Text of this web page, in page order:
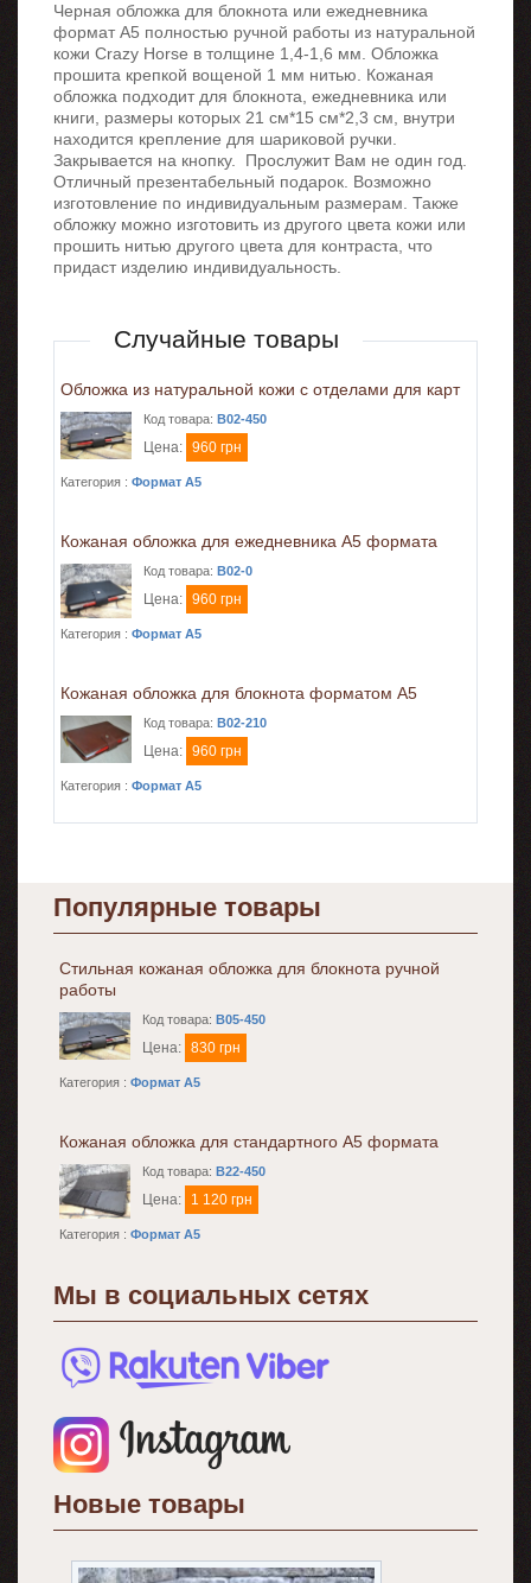
Черная обложка для блокнота или ежедневника
формат А5 полностью ручной работы из натуральной
кожи Crazy Horse в толщине 1,4-1,6 мм. Обложка
прошита крепкой вощеной 1 мм нитью. Кожаная
обложка подходит для блокнота, ежедневника или
книги, размеры которых 21 см*15 см*2,3 см, внутри
находится крепление для шариковой ручки.
Закрывается на кнопку. Прослужит Вам не один год.
Отличный презентабельный подарок. Возможно
изготовление по индивидуальным размерам. Также
обложку можно изготовить из другого цвета кожи или
прошить нитью другого цвета для контраста, что
придаст изделию индивидуальность.
Случайные товары
Обложка из натуральной кожи с отделами для карт
Код товара: B02-450
Цена: 960 грн
Категория : Формат A5
Кожаная обложка для ежедневника А5 формата
Код товара: B02-0
Цена: 960 грн
Категория : Формат A5
Кожаная обложка для блокнота форматом А5
Код товара: B02-210
Цена: 960 грн
Категория : Формат A5
Популярные товары
Стильная кожаная обложка для блокнота ручной
работы
Код товара: B05-450
Цена: 830 грн
Категория : Формат A5
Кожаная обложка для стандартного А5 формата
Код товара: B22-450
Цена: 1 120 грн
Категория : Формат A5
Мы в социальных сетях
Новые товары